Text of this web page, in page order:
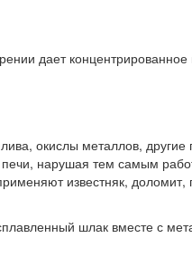
дает
окислы металлов,
нарушая тем самым
известняк,
шлак вместе с